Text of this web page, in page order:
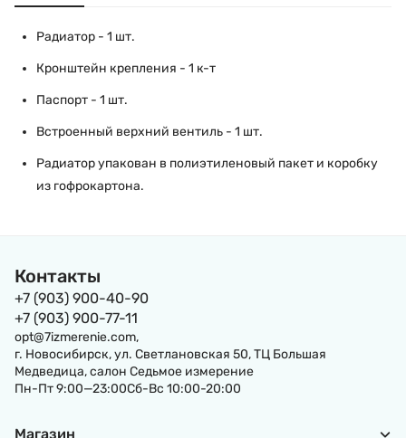
Радиатор - 1 шт.
Кронштейн крепления - 1 к-т
Паспорт - 1 шт.
Встроенный верхний вентиль - 1 шт.
Радиатор упакован в полиэтиленовый пакет и коробку
из гофрокартона.
Контакты
+7 (903) 900-40-90
+7 (903) 900-77-11
opt@7izmerenie.com,
г. Новосибирск, ул. Светлановская 50, ТЦ Большая
Медведица, салон Седьмое измерение
Пн-Пт 9:00—23:00Сб-Вс 10:00-20:00
Магазин